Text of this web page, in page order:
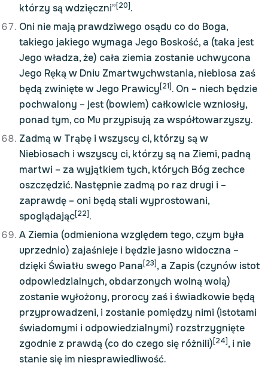
którzy są wdzięczni”[20].
Oni nie mają prawdziwego osądu co do Boga,
takiego jakiego wymaga Jego Boskość, a (taka jest
Jego władza, że) cała ziemia zostanie uchwycona
Jego Ręką w Dniu Zmartwychwstania, niebiosa zaś
będą zwinięte w Jego Prawicy[21]. On – niech będzie
pochwalony – jest (bowiem) całkowicie wzniosły,
ponad tym, co Mu przypisują za współtowarzyszy.
Zadmą w Trąbę i wszyscy ci, którzy są w
Niebiosach i wszyscy ci, którzy są na Ziemi, padną
martwi – za wyjątkiem tych, których Bóg zechce
oszczędzić. Następnie zadmą po raz drugi i –
zaprawdę – oni będą stali wyprostowani,
spoglądając[22].
A Ziemia (odmieniona względem tego, czym była
uprzednio) zajaśnieje i będzie jasno widoczna –
dzięki Światłu swego Pana[23], a Zapis (czynów istot
odpowiedzialnych, obdarzonych wolną wolą)
zostanie wyłożony, prorocy zaś i świadkowie będą
przyprowadzeni, i zostanie pomiędzy nimi (istotami
świadomymi i odpowiedzialnymi) rozstrzygnięte
zgodnie z prawdą (co do czego się różnili)[24], i nie
stanie się im niesprawiedliwość.